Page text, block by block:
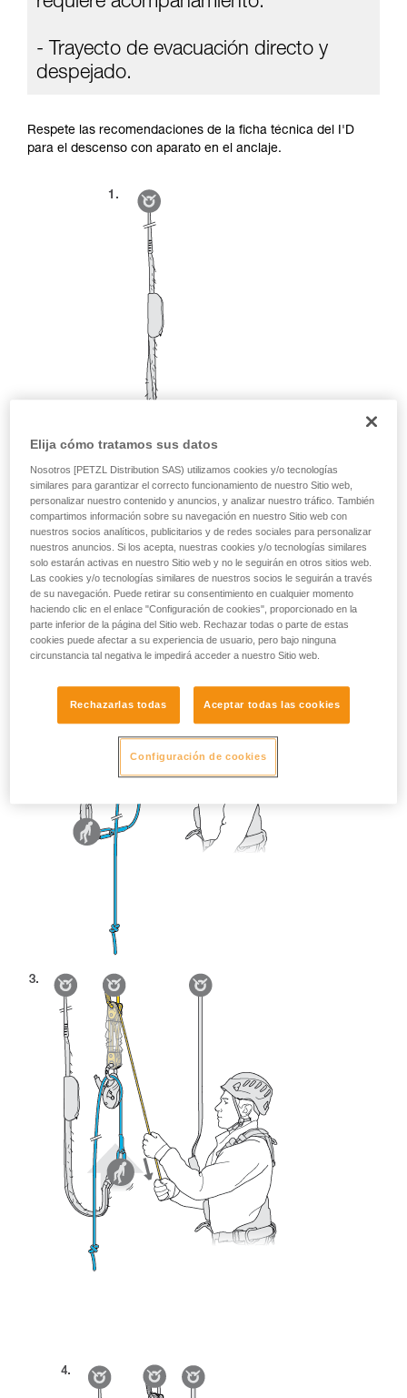
- Trayecto de evacuación directo y
despejado.
Respete las recomendaciones de la ficha técnica del I'D
para el descenso con aparato en el anclaje.
Elija cómo tratamos sus datos
Nosotros [PETZL Distribution SAS) utilizamos cookies y/o tecnologías
similares para garantizar el correcto funcionamiento de nuestro Sitio web,
personalizar nuestro contenido y anuncios, y analizar nuestro tráfico. También
compartimos información sobre su navegación en nuestro Sitio web con
nuestros socios analíticos, publicitarios y de redes sociales para personalizar
nuestros anuncios. Si los acepta, nuestras cookies y/o tecnologías similares
solo estarán activas en nuestro Sitio web y no le seguirán en otros sitios web.
Las cookies y/o tecnologías similares de nuestros socios le seguirán a través
de su navegación. Puede retirar su consentimiento en cualquier momento
haciendo clic en el enlace "Configuración de cookies", proporcionado en la
parte inferior de la página del Sitio web. Rechazar todas o parte de estas
cookies puede afectar a su experiencia de usuario, pero bajo ninguna
circunstancia tal negativa le impedirá acceder a nuestro Sitio web.
Rechazarlas todas Aceptar todas las cookies
Configuración de cookies